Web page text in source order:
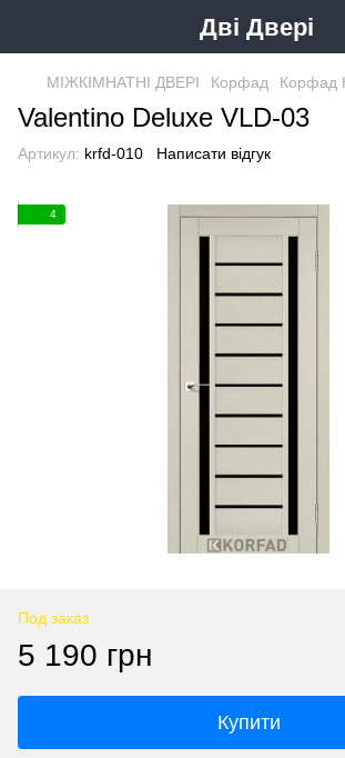
Дві Двері
МІЖКІМНАТНІ ДВЕРІ Корфад Корфад
Valentino Deluxe VLD-03
Артикул: krfd-010 Написати відгук
4
Под заказ
5 190 грн
Купити